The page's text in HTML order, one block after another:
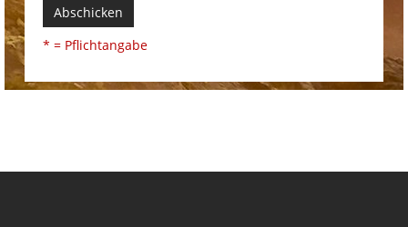
Abschicken
* = Pflichtangabe